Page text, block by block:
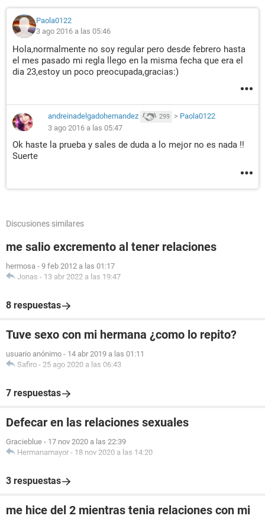
Paola0122
3 ago 2016 a las 05:46
Hola,normalmente no soy regular pero desde febrero hasta
el mes pasado mi regla llego en la misma fecha que era el
dia 23,estoy un poco preocupada,gracias:)
andreinadelgadohernandez 299 > Paola0122
3 ago 2016 a las 05:47
Ok haste la prueba y sales de duda a lo mejor no es nada !!
Suerte
Discusiones similares
me salio excremento al tener relaciones
hermosa - 9 feb 2012 a las 01:17
Jonas - 13 abr 2022 a las 19:47
8 respuestas
Tuve sexo con mi hermana ¿como lo repito?
usuario anónimo - 14 abr 2019 a las 01:11
Safiro - 25 ago 2020 a las 06:43
7 respuestas
Defecar en las relaciones sexuales
Gracieblue - 17 nov 2020 a las 22:39
Hermanamayor - 18 nov 2020 a las 14:20
3 respuestas
me hice del 2 mientras tenia relaciones con mi